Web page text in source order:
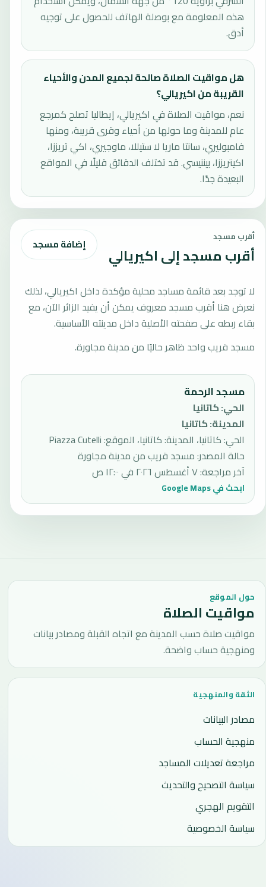
هذه المعلومة مع بوصلة الهاتف للحصول على توجيه
أدق.
هل مواقيت الصلاة صالحة لجميع المدن والأحياء
القريبة من اكيريالي؟
نعم، مواقيت الصلاة في اكيريالي، إيطاليا تصلح كمرجع
عام للمدينة وما حولها من أحياء وقرى قريبة، ومنها
فامبوليري، سانتا ماريا لا ستيللا، ماوجيري، اكي تريززا،
اكيتريززا، بيننيسي. قد تختلف الدقائق قليلًا في المواقع
البعيدة جدًا.
أقرب مسجد
أقرب مسجد إلى اكيريالي إضافة مسجد
لا توجد بعد قائمة مساجد محلية مؤكدة داخل اكيريالي، لذلك
نعرض هنا أقرب مسجد معروف يمكن أن يفيد الزائر الآن، مع
بقاء ربطه على صفحته الأصلية داخل مدينته الأساسية.
مسجد قريب واحد ظاهر حاليًا من مدينة مجاورة.
مسجد الرحمة
الحي:كاتانيا
المدينة:كاتانيا
الحي: كاتانيا، المدينة: كاتانيا، الموقع: Piazza Cutelli
حالة المصدر:مسجد قريب من مدينة مجاورة
آخر مراجعة:٧ أغسطس ٢٠٢٦ في ١٢:٠٠ ص
ابحث في Google Maps
حول الموقع
مواقيت الصلاة
مواقيت صلاة حسب المدينة مع اتجاه القبلة ومصادر بيانات
ومنهجية حساب واضحة.
الثقة والمنهجية
مصادر البيانات
منهجية الحساب
مراجعة تعديلات المساجد
سياسة التصحيح والتحديث
التقويم الهجري
سياسة الخصوصية